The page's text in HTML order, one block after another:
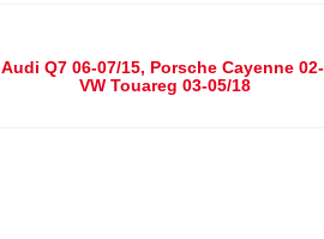
Audi Q7 06-07/15, Porsche Cayenne
VW Touareg 03-05/18